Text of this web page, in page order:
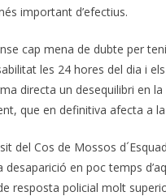
important d’efectius.
cap mena de dubte per
les 24 hores del dia i
directa un desequilibri en
que en definitiva afecta a
del Cos de Mossos
en poc temps
resposta policial molt